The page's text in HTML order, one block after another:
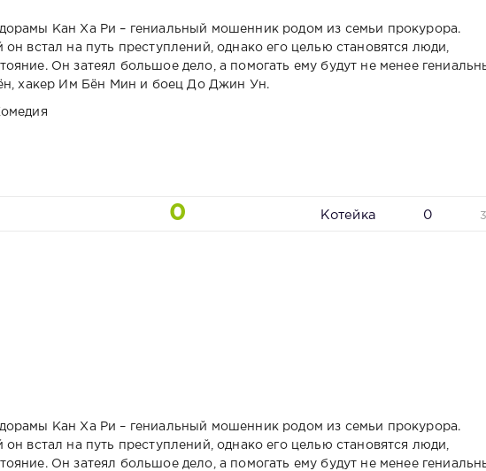
Кан Ха Ри – гениальный мошенник родом из семьи прокурора.
он встал на путь преступлений, однако его целью становятся люди,
Он затеял большое дело, а помогать ему будут не менее
хакер Им Бён Мин и боец До Джин Ун.
0 Котейка 0
Кан Ха Ри – гениальный мошенник родом из семьи прокурора.
он встал на путь преступлений, однако его целью становятся люди,
Он затеял большое дело, а помогать ему будут не менее